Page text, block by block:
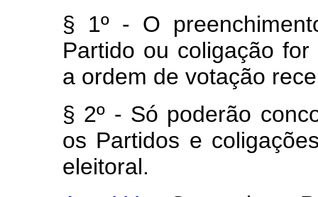
§ 1º - O
Partido ou coligação
a ordem de votação
§ 2º - Só poderão
os Partidos e
eleitoral.